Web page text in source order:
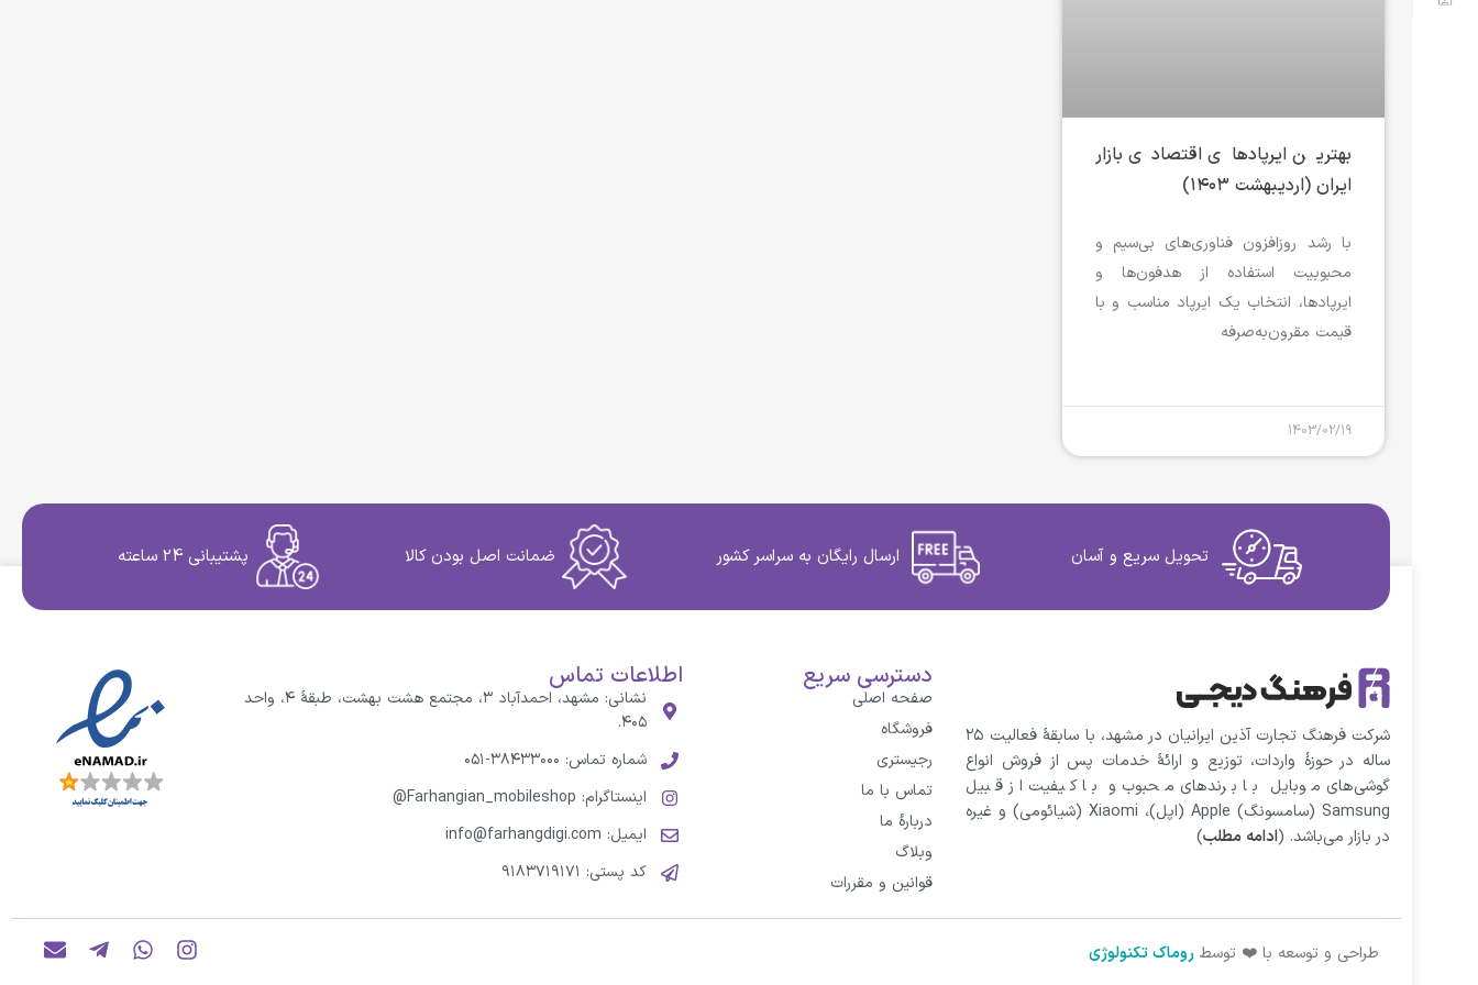
بهترین ایرپادهای اقتصادی بازار
ایران (اردیبهشت ۱۴۰۳)
با رشد روزافزون فناوری‌های بی‌سیم و
محبوبیت استفاده از هدفون‌ها و
ایرپادها، انتخاب یک ایرپاد مناسب و با
قیمت مقرون‌به‌صرفه
1403/02/19
تحویل سریع و آسان ارسال رایگان به سراسر کشور ضمانت اصل بودن کالا پشتیبانی 24 ساعته
شرکت فرهنگ تجارت آذین ایرانیان در مشهد، با سابقهٔ فعالیت ۲۵
ساله در حوزهٔ واردات، توزیع و ارائهٔ خدمات پس از فروش انواع
گوشی‌های موبایل با برندهای محبوب و با کیفیت از قبیل
Samsung (سامسونگ) Apple (اپل)، Xiaomi (شیائومی)‌ و غیره
در بازار می‌باشد. (ادامه مطلب)
دسترسی سریع
صفحه اصلی
فروشگاه
رجیستری
تماس با ما
درباره‌ٔ ما
وبلاگ
قوانین و مقررات
اطلاعات تماس
نشانی: مشهد، احمدآباد ۳، مجتمع هشت بهشت، طبقهٔ ۴، واحد
۴۰۵.
شماره تماس: ۳۸۴۳۳۰۰۰-۰۵۱
اینستاگرام: Farhangian_mobileshop@
ایمیل: info@farhangdigi.com
کد پستی: ۹۱۸۳۷۱۹۱۷۱
طراحی و توسعه با ❤️ توسط روماک تکنولوژی